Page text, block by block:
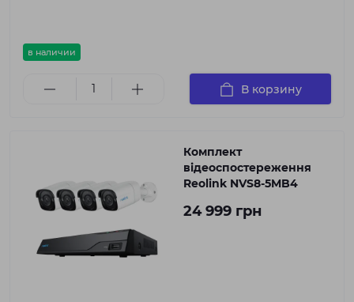
в наличии
В корзину
Комплект
відеоспостереження
Reolink NVS8-5MB4
24 999 грн